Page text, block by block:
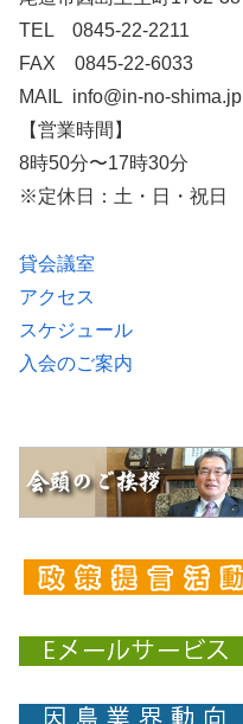
TEL 0845-22-2211
FAX 0845-22-6033
MAIL info@in-no-shima.jp
【営業時間】
8時50分〜17時30分
※定休日：土・日・祝日
貸会議室
アクセス
スケジュール
入会のご案内